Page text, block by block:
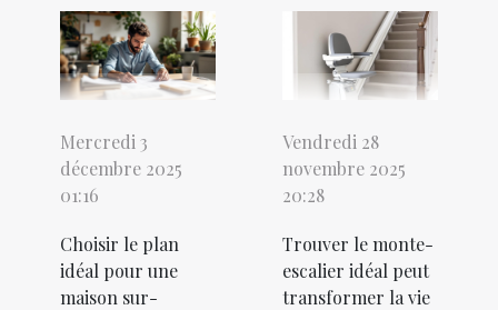
Mercredi 3
décembre 2025
01:16
Choisir le plan
idéal pour une
maison sur-
Vendredi 28
novembre 2025
20:28
Trouver le monte-
escalier idéal peut
transformer la vie